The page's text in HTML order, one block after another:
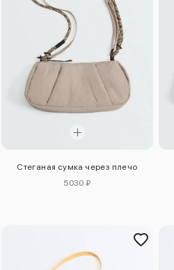
Стеганая сумка через плечо
5030 ₽